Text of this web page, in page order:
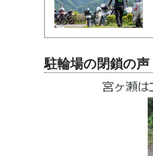
駐輪場の閉鎖の声